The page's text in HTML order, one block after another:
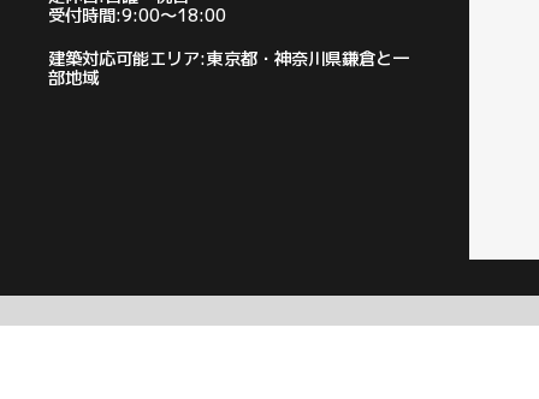
受付時間:9:00〜18:00
建築対応可能エリア:東京都・神奈川県鎌倉と一
部地域